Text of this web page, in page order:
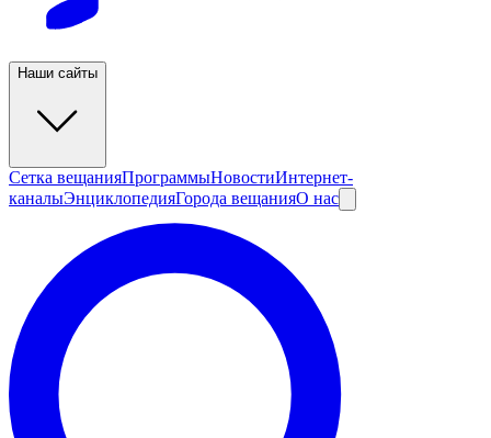
Наши сайты
Сетка вещанияПрограммыНовостиИнтернет-
каналыЭнциклопедияГорода вещанияО нас